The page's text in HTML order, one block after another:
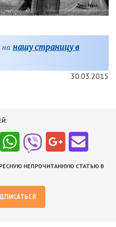
нашу страницу в
30.03.2015
НЕПРОЧИТАННУЮ СТАТЬЮ В